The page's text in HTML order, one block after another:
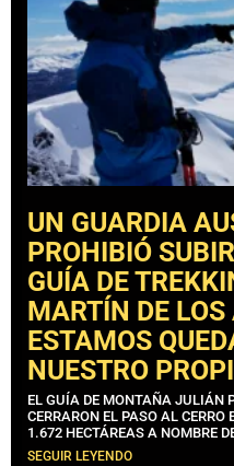
UN GUARDIA
PROHIBIÓ
GUÍA DE
MARTÍN DE LOS
ESTAMOS
NUESTRO
EL GUÍA DE MONTAÑA JULIÁN
CERRARON EL PASO AL CERRO
1.672 HECTÁREAS A NOMBRE
SEGUIR LEYENDO